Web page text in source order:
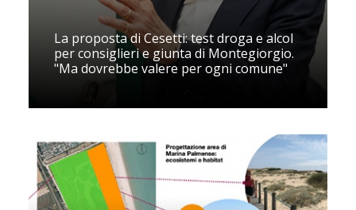
La proposta di Cesetti: test droga e alcol
per consiglieri e giunta di Montegiorgio.
"Ma dovrebbe valere per ogni comune"